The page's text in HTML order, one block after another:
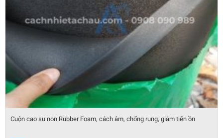
Cuộn cao su non Rubber Foam, cách âm, chống rung, giảm tiến ồn